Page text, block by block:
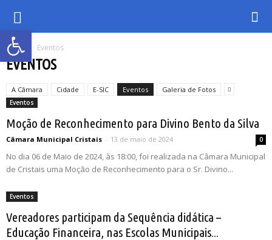
Abrir a barra de ferramentas
Inicio Eventos
EVENTOS
A Câmara Cidade E-SIC Eventos Galeria de Fotos
Eventos
Moção de Reconhecimento para Divino Bento da Silva
Câmara Municipal Cristais - 13 de maio de 2024 0
No dia 06 de Maio de 2024, às 18:00, foi realizada na Câmara Municipal
de Cristais uma Moção de Reconhecimento para o Sr. Divino...
Eventos
Vereadores participam da Sequência didática –
Educação Financeira, nas Escolas Municipais...